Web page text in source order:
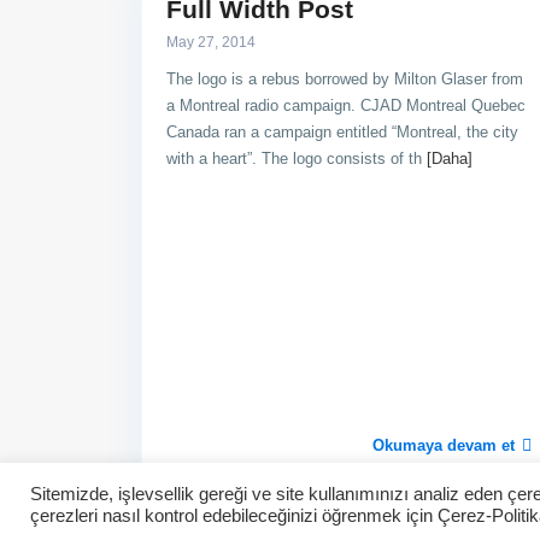
Full Width Post
May 27, 2014
The logo is a rebus borrowed by Milton Glaser from
a Montreal radio campaign. CJAD Montreal Quebec
Canada ran a campaign entitled “Montreal, the city
with a heart”. The logo consists of th [Daha]
Okumaya devam et
Kayalar İnşaat olarak En Kaliteli ve En
Güvenli yapılarımızı En Uygun fiyat ile
Emlakkayalar.com Copyright © 2022. Tüm hakları
Sitemizde, işlevsellik gereği ve site kullanımınızı analiz eden
çerezleri nasıl kontrol edebileceğinizi öğrenmek için Çerez-